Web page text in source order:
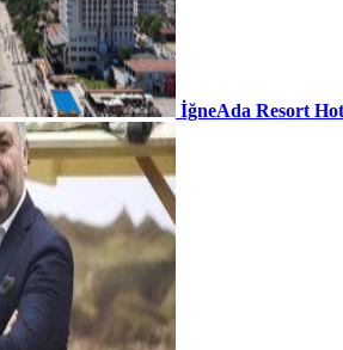
İğneAda Resort